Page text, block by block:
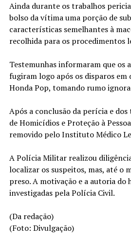
Ainda durante os trabalhos
bolso da vítima uma porção de
características semelhantes à
recolhida para os procedimentos
Testemunhas informaram que os
fugiram logo após os disparos em
Honda Pop, tomando rumo
Após a conclusão da perícia e
de Homicídios e Proteção à
removido pelo Instituto Médico
A Polícia Militar realizou
localizar os suspeitos, mas, até o
preso. A motivação e a autoria do
investigadas pela Polícia Civil.
(Da redação)
(Foto: Divulgação)